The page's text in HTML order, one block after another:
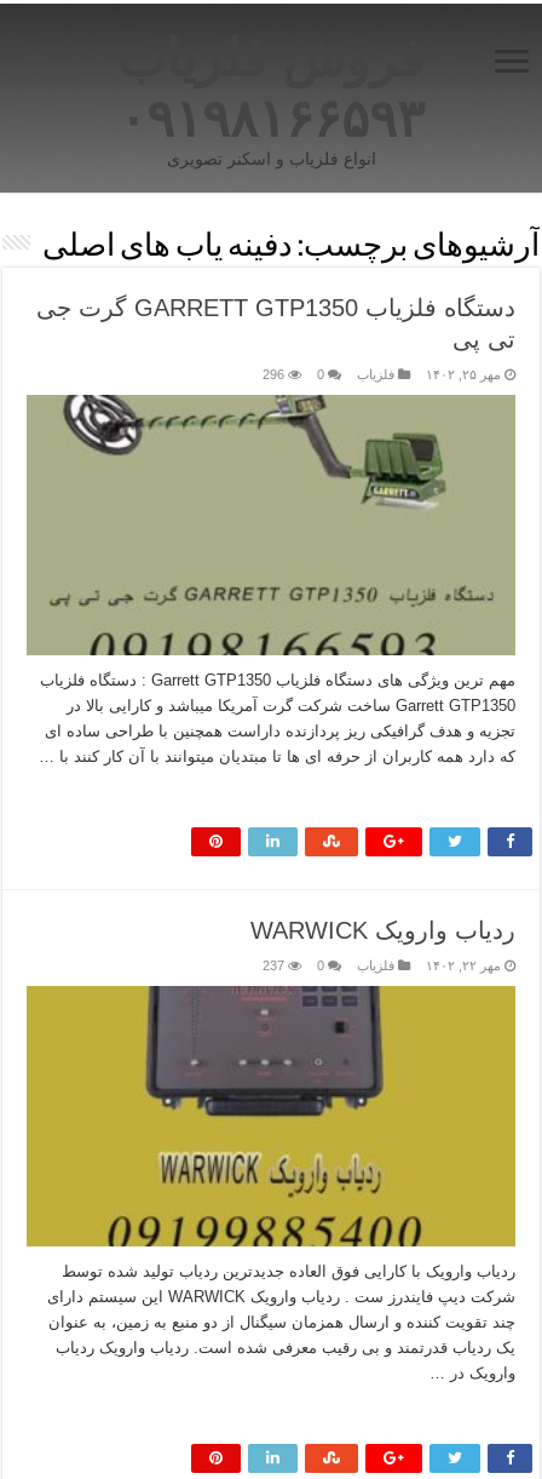
۰۹۱۹۸۱۶۶۵۹۳
انواع فلزیاب و اسکنر تصویری
آرشیوهای برچسب: دفینه یاب های اصلی
دستگاه فلزیاب GARRETT GTP1350 گرت جی
تی پی
مهر ۲۵, ۱۴۰۲ فلزیاب 0
296
مهم ترین ویژگی های دستگاه فلزیاب Garrett GTP1350 : دستگاه فلزیاب
Garrett GTP1350 ساخت شرکت گرت آمریکا میباشد و کارایی بالا در
تجزیه و هدف گرافیکی ریز پردازنده داراست همچنین با طراحی ساده ای
که دارد همه کاربران از حرفه ای ها تا مبتدیان میتوانند با آن کار کنند با …
ردیاب وارویک WARWICK
مهر ۲۲, ۱۴۰۲ فلزیاب 0
237
ردیاب وارویک با کارایی فوق العاده جدیدترین ردیاب تولید شده توسط
شرکت دیپ فایندرز ست . ردیاب وارویک WARWICK این سیستم دارای
چند تقویت کننده و ارسال همزمان سیگنال از دو منبع به زمین، به عنوان
یک ردیاب قدرتمند و بی رقیب معرفی شده است. ردیاب وارویک ردیاب
وارویک در …